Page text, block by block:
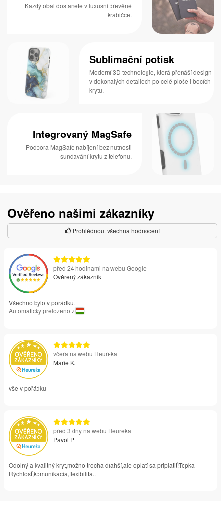
Každý obal dostanete v luxusní dřevěné
krabičce.
Sublimační potisk
Moderní 3D technologie, která přenáší design
v dokonalých detailech po celé ploše i bocích
krytu.
Integrovaný MagSafe
Podpora MagSafe nabíjení bez nutnosti
sundavání krytu z telefonu.
Ověřeno našimi zákazníky
Prohlédnout všechna hodnocení
před 24 hodinami na webu Google
Ověřený zákazník
Všechno bylo v pořádku.
Automaticky přeloženo z
včera na webu Heureka
Marie K.
vše v pořádku
před 3 dny na webu Heureka
Pavol P.
Odolný a kvalitný kryt,možno trocha drahší,ale oplatí sa priplatiť!Topka
Rýchlosť,komunikacia,flexibilita..